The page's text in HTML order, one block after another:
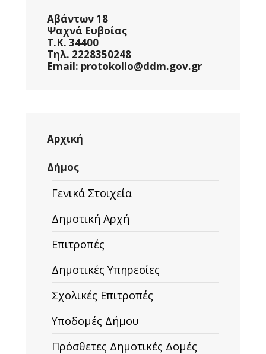
Αβάντων 18
Ψαχνά Ευβοίας
Τ.Κ. 34400
Τηλ. 2228350248
Email: protokollo@ddm.gov.gr
Αρχική
Δήμος
Γενικά Στοιχεία
Δημοτική Αρχή
Επιτροπές
Δημοτικές Υπηρεσίες
Σχολικές Επιτροπές
Υποδομές Δήμου
Πρόσθετες Δημοτικές Δομές